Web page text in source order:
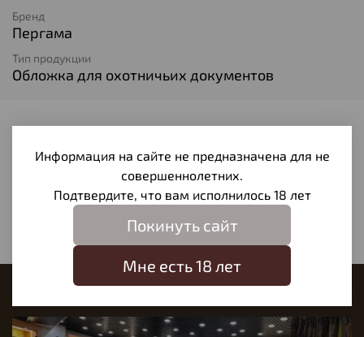
Бренд
Пергама
Тип продукции
Обложка для охотничьих документов
Отзывов еще никто не оставлял
Написать отзыв
Наш магазин
Информация на сайте не предназначена для не
совершеннолетних.
Подтвердите, что вам исполнилось 18 лет
Покинуть сайт
Мне есть 18 лет